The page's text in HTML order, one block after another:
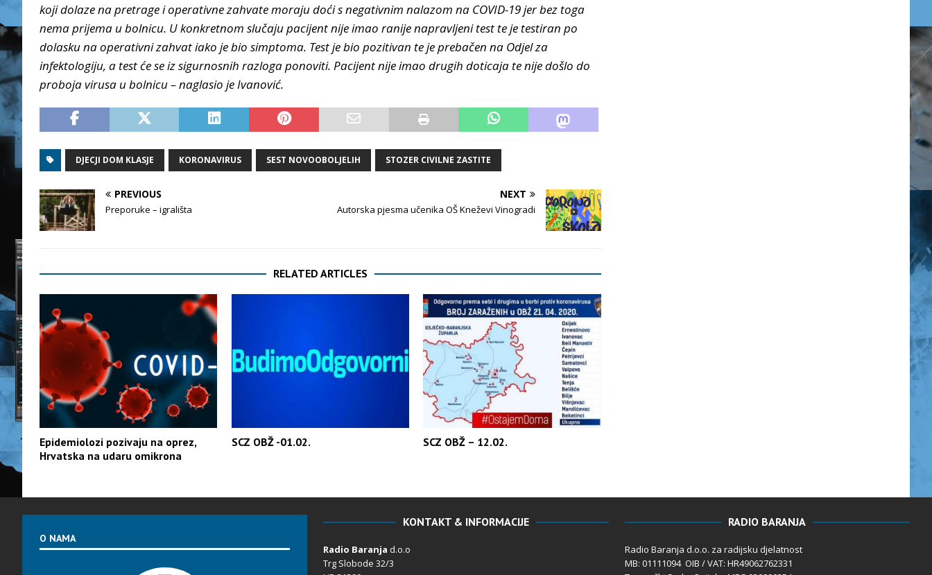
koji dolaze na pretrage i operativne zahvate moraju doći s negativnim nalazom na COVID-19 jer bez toga
nema prijema u bolnicu. U konkretnom slučaju pacijent nije imao ranije napravljeni test te je testiran po
dolasku na operativni zahvat iako je bio simptoma. Test je bio pozitivan te je prebačen na Odjel za
infektologiju, a test će se iz sigurnosnih razloga ponoviti. Pacijent nije imao drugih doticaja te nije došlo do
proboja virusa u bolnicu – naglasio je Ivanović.
DJECJI DOM KLASJE KORONAVIRUS SEST NOVOOBOLJELIH STOZER CIVILNE ZASTITE
PREVIOUS
Preporuke – igrališta
NEXT
Autorska pjesma učenika OŠ Kneževi Vinogradi
RELATED ARTICLES
Epidemiolozi pozivaju na oprez,
Hrvatska na udaru omikrona
SCZ OBŽ -01.02. SCZ OBŽ – 12.02.
O NAMA
KONTAKT & INFORMACIJE
Radio Baranja d.o.o
Trg Slobode 32/3
RADIO BARANJA
Radio Baranja d.o.o. za radijsku djelatnost
MB: 01111094 OIB / VAT: HR49062762331